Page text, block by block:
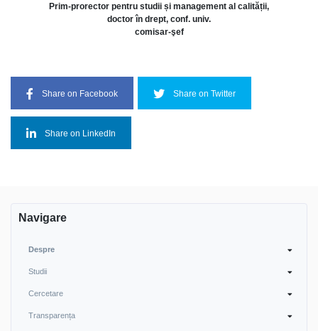
Prim-prorector pentru studii și management al calității,
doctor în drept, conf. univ.
comisar-şef
Share on Facebook Share on Twitter
Share on LinkedIn
Navigare
Despre
Studii
Cercetare
Transparența